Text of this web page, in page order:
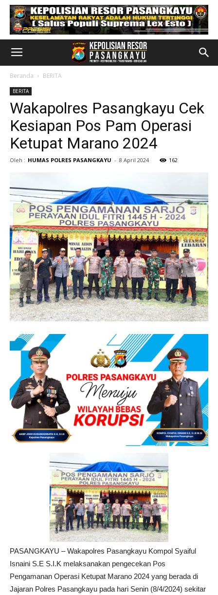
Beranda BERITA
BERITA
Wakapolres Pasangkayu Cek
Kesiapan Pos Pam Operasi
Ketupat Marano 2024
Oleh : HUMAS POLRES PASANGKAYU - 8 April 2024 162
PASANGKAYU – Wakapolres Pasangkayu Kompol Syaiful
Isnaini S.E S.I.K melaksanakan pengecekan Pos
Pengamanan Operasi Ketupat Marano 2024 yang berada di
Jajaran Polres Pasangkayu pada hari Senin (8/4/2024) sekitar